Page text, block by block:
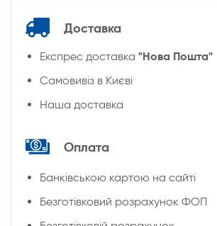
Доставка
Експрес доставка "Нова Пошта"
Cамовивіз в Києві
Наша доставка
Оплата
Банківською картою на сайті
Безготівковий розрахунок ФОП